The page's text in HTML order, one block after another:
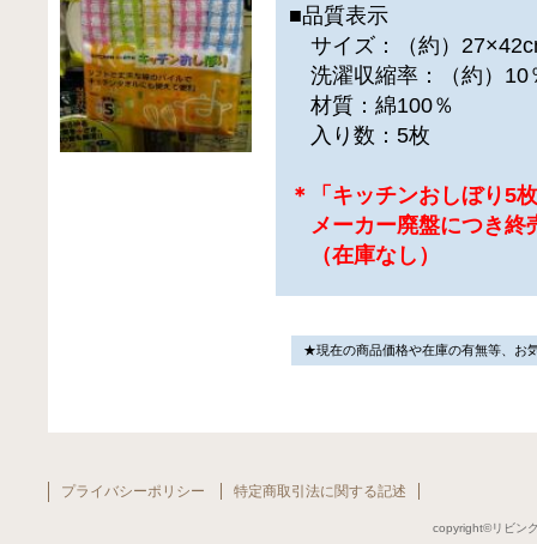
■品質表示
サイズ：（約）
洗濯収縮率：（約）10
材質：綿100％
入り数：5枚
＊「キッチンおしぼり5
メーカー廃盤につき終
（在庫なし）
★現在の商品価格や在庫の有無等、お
copyright©リビン
プライバシーポリシー 特定商取引法に関する記述